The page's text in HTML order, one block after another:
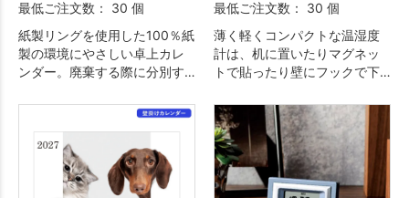
最低ご注文数： 30 個
紙製リングを使用した100％紙
製の環境にやさしい卓上カレ
ンダー。廃棄する際に分別す
月先までの4ヶ月分を一覧で
最低ご注文数： 30 個
薄く軽くコンパクトな温湿度
計は、机に置いたりマグネッ
トで貼ったり壁にフックで下
せん。